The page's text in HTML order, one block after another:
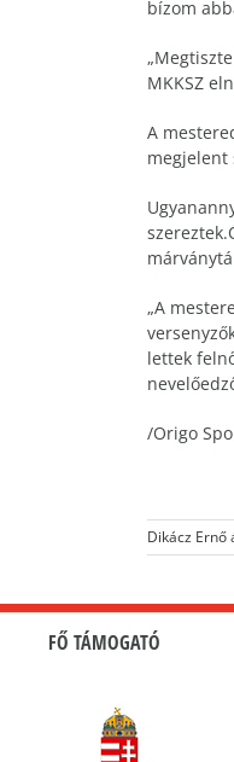
bízom
MKKSZ
A
megjelent
„A
lettek
/Origo
Dikácz Ernő
FŐ TÁMOGATÓ